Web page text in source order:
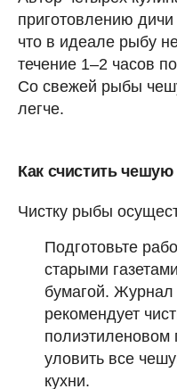
приготовлению
что в идеале рыбу
течение 1–2 часов
Со свежей рыбы
легче.
Как счистить чешую
Чистку рыбы
Подготовьте
старыми
бумагой. Журнал
рекомендует
полиэтиленовом
уловить все
кухни.